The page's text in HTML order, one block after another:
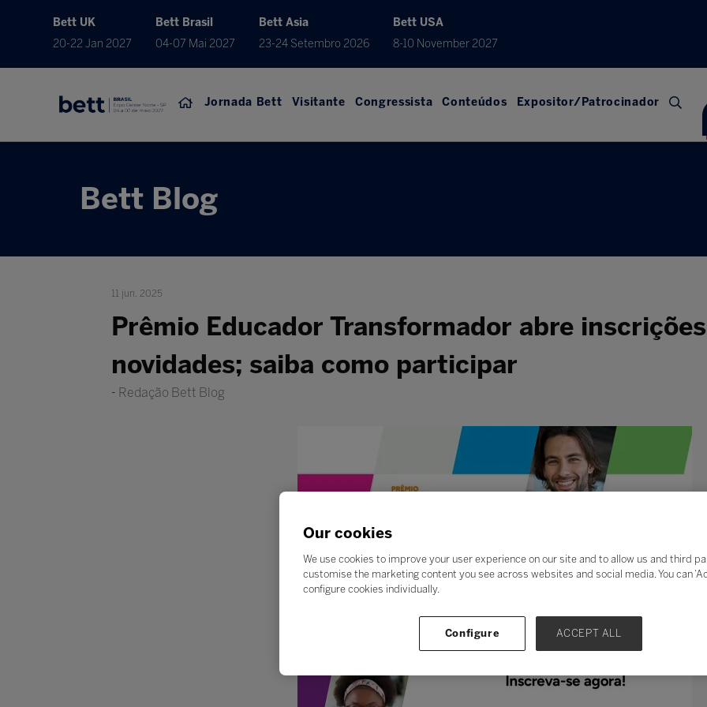
Bett UK
20-22 Jan 2027
Bett Brasil
04-07 Mai 2027
Bett Asia
23-24 Setembro 2026
Bett USA
8-10 November 2027
Jornada Bett Visitante Congressista Conteúdos Expositor/Patrocinador
Bett Blog
11 jun. 2025
Prêmio Educador Transformador abre
novidades; saiba como participar
Redação Bett Blog
Our cookies
We use cookies to improve your user experience on our site and to allow us and third
customise the marketing content you see across websites and social media. You can
configure cookies individually.
Configure ACCEPT ALL